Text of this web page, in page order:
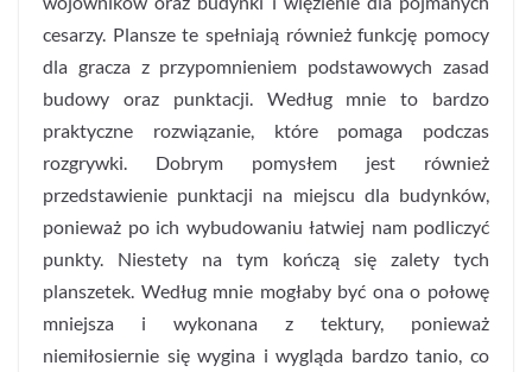
cesarzy. Plansze te spełniają również funkcję pomocy
dla gracza z przypomnieniem podstawowych zasad
budowy oraz punktacji. Według mnie to bardzo
praktyczne rozwiązanie, które pomaga podczas
rozgrywki. Dobrym pomysłem jest również
przedstawienie punktacji na miejscu dla budynków,
ponieważ po ich wybudowaniu łatwiej nam podliczyć
punkty. Niestety na tym kończą się zalety tych
planszetek. Według mnie mogłaby być ona o połowę
mniejsza i wykonana z tektury, ponieważ
niemiłosiernie się wygina i wygląda bardzo tanio, co